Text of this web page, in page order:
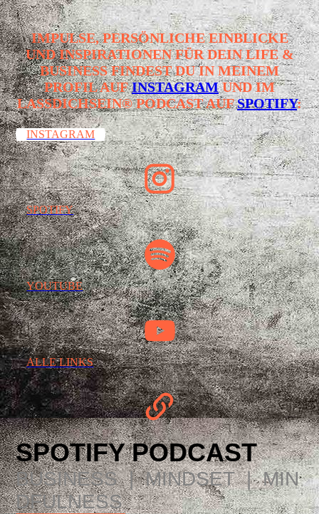
IMPULSE, PERSÖNLICHE EINBLICKE
UND INSPIRATIONEN FÜR DEIN LIFE &
BUSINESSFINDEST DU IN MEINEM
PROFIL AUFINSTAGRAMUND IM
LASSDICHSEIN® PODCAST AUFSPOTIFY:
INSTAGRAM
SPOTIFY
YOUTUBE
ALLE LINKS
SPOTIFY PODCAST
BUSINESS | MINDSET | MIN
DFULNESS